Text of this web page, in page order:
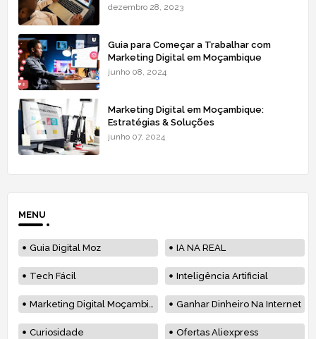
dezembro 28, 2023
Guia para Começar a Trabalhar com
Marketing Digital em Moçambique
junho 08, 2024
Marketing Digital em Moçambique:
Estratégias & Soluções
junho 07, 2024
MENU
Guia Digital Moz IA NA REAL
Tech Fácil Inteligência Artificial
Marketing Digital Moçambique Ganhar Dinheiro Na Internet
Curiosidade Ofertas Aliexpress